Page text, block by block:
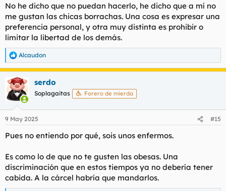
No he dicho que no puedan hacerlo, he dicho que a mí no
me gustan las chicas borrachas. Una cosa es expresar una
preferencia personal, y otra muy distinta es prohibir o
limitar la libertad de los demás.
R
e
a
c
c
i
e
:
Alcaudon
serdo
Soplagaitas Forero de mierda
9 May 2025 #15
Pues no entiendo por qué, sois unos enfermos.
Es como lo de que no te gusten las obesas. Una
discriminación que en estos tiempos ya no debería tener
cabida. A la cárcel habría que mandarlos.